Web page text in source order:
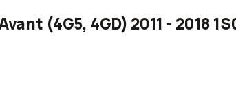
(4G5, 4GD) 2011 - 2018